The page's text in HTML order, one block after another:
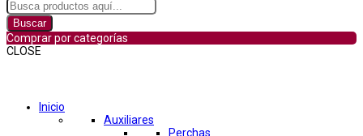
Buscar
Comprar por categorías
CLOSE
Inicio
Auxiliares
Perchas